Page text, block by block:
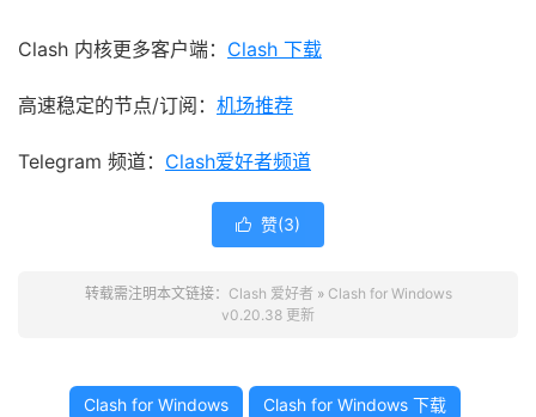
Clash 内核更多客户端： Clash 下载
高速稳定的节点/订阅： 机场推荐
Telegram 频道： Clash爱好者频道
 赞(3)
转载需注明本文链接： Clash 爱好者 » Clash for Windows
v0.20.38 更新
Clash for Windows Clash for Windows 下载